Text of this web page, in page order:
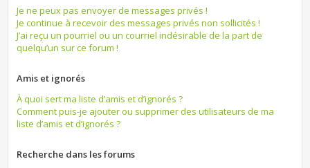
Je ne peux pas envoyer de messages privés !
Je continue à recevoir des messages privés non sollicités !
J’ai reçu un pourriel ou un courriel indésirable de la part de
quelqu’un sur ce forum !
Amis et ignorés
À quoi sert ma liste d’amis et d’ignorés ?
Comment puis-je ajouter ou supprimer des utilisateurs de ma
liste d’amis et d’ignorés ?
Recherche dans les forums